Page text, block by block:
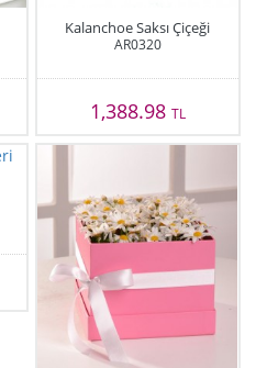
Kalanchoe Saksı Çiçeği
AR0320
1,388.98 TL